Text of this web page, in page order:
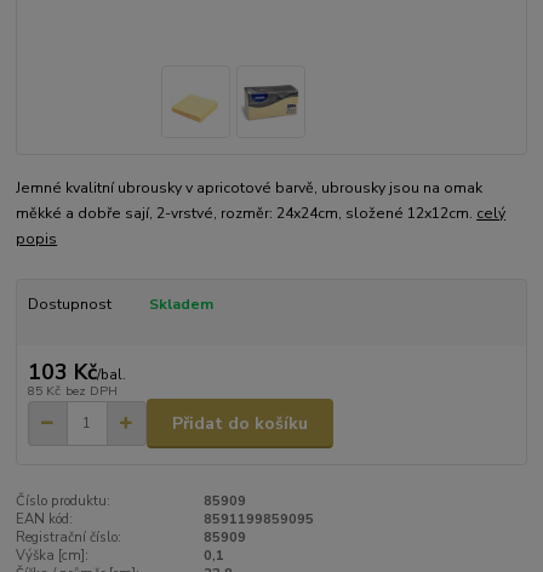
Jemné kvalitní ubrousky v apricotové barvě, ubrousky jsou na omak
měkké a dobře sají, 2-vrstvé, rozměr: 24x24cm, složené 12x12cm. celý
popis
Dostupnost Skladem
103 Kč/bal.
85 Kč bez DPH
Přidat do košíku
Číslo produktu:
85909
EAN kód:
8591199859095
Registrační číslo:
85909
Výška [cm]:
0,1